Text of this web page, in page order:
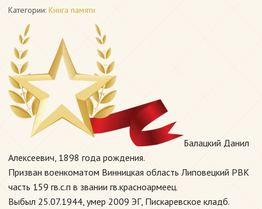
Категории: Книга памяти
Балацкий Данил
Алексеевич, 1898 года рождения.
Призван военкоматом Винницкая область Липовецкий РВК
часть 159 гв.с.п в звании гв.красноармеец.
Выбыл 25.07.1944, умер 2009 ЭГ, Пискаревское кладб.